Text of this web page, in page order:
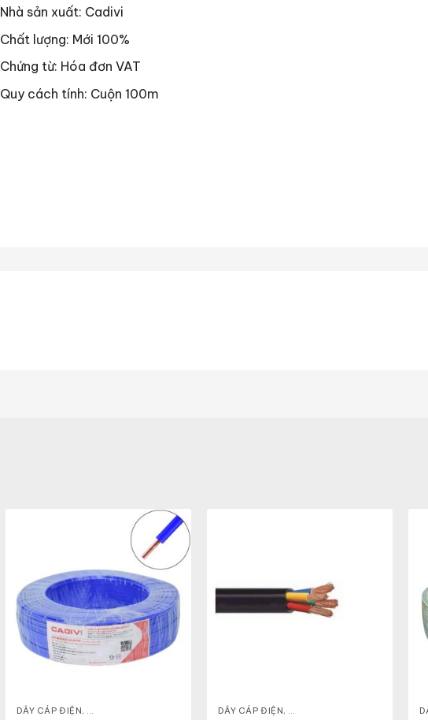
Nhà sản xuất: Cadivi
Chất lượng: Mới 100%
Chứng từ: Hóa đơn VAT
Quy cách tính: Cuộn 100m
DÂY CÁP ĐIỆN, DÂY CÁP ĐIỆN,